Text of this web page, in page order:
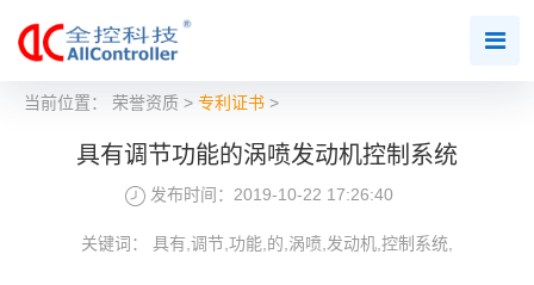
当前位置： 荣誉资质> 专利证书>
具有调节功能的涡喷发动机控制系统
发布时间：2019-10-22 17:26:40
关键词： 具有,调节,功能,的,涡喷,发动机,控制系统,